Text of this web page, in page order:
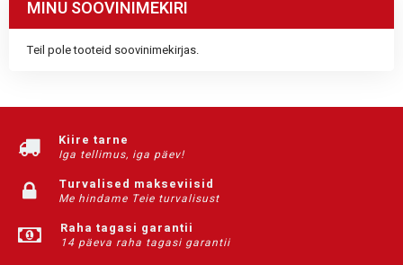
MINU SOOVINIMEKIRI
Teil pole tooteid soovinimekirjas.
Kiire tarne
Iga tellimus, iga päev!
Turvalised makseviisid
Me hindame Teie turvalisust
Raha tagasi garantii
14 päeva raha tagasi garantii